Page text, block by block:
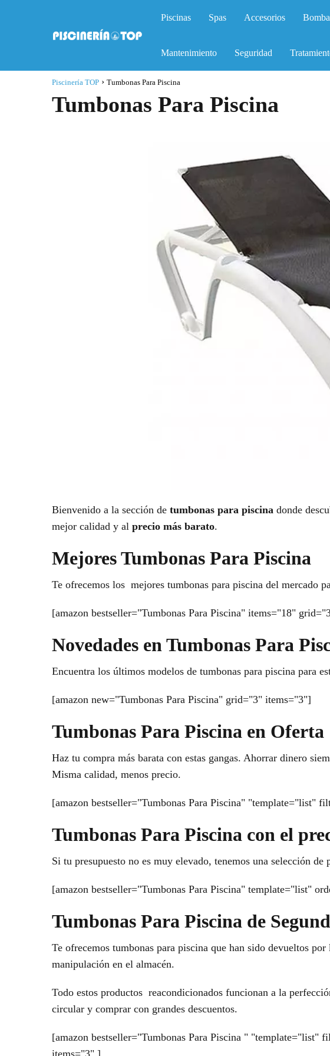
Piscinas Spas Accesorios
Mantenimiento Seguridad
Piscinería TOP Tumbonas Para Piscina
Tumbonas Para Piscina
Bienvenido a la sección de tumbonas para piscina donde
mejor calidad y al precio más barato.
Mejores Tumbonas Para Piscina
Te ofrecemos los mejores tumbonas para piscina del mercado
[amazon bestseller="Tumbonas Para Piscina" items="18"
Novedades en Tumbonas Para
Encuentra los últimos modelos de tumbonas para piscina para
[amazon new="Tumbonas Para Piscina" grid="3" items="3"]
Tumbonas Para Piscina en Oferta
Haz tu compra más barata con estas gangas. Ahorrar dinero
Misma calidad, menos precio.
[amazon bestseller="Tumbonas Para Piscina"
Tumbonas Para Piscina con el
Si tu presupuesto no es muy elevado, tenemos una selección de
[amazon bestseller="Tumbonas Para Piscina" template="list"
Tumbonas Para Piscina de
Te ofrecemos tumbonas para piscina que han sido devueltos
manipulación en el almacén.
Todo estos productos reacondicionados funcionan a la
circular y comprar con grandes descuentos.
[amazon bestseller="Tumbonas Para Piscina "